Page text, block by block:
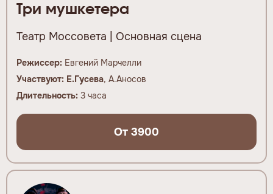
Три мушкетера
Театр Моссовета | Основная сцена
Режиссер: Евгений Марчелли
Участвуют: Е.Гусева, А.Аносов
Длительность: 3 часа
От 3900